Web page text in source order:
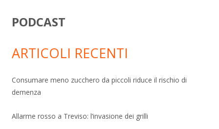
PODCAST
ARTICOLI RECENTI
Consumare meno zucchero da piccoli riduce il rischio di
demenza
Allarme rosso a Treviso: l’invasione dei grilli